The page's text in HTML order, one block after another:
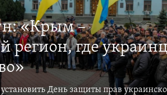
«Крым –
регион, где
День защиты прав